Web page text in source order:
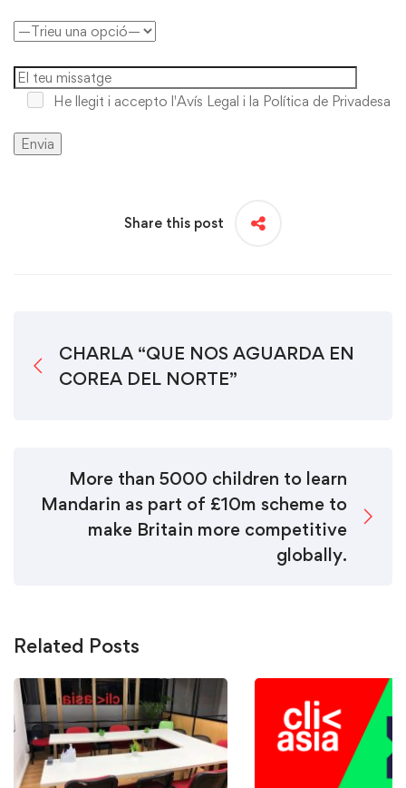
He llegit i accepto l'Avís Legal i la Política de Privadesa
Share this post
CHARLA “QUE NOS AGUARDA EN
COREA DEL NORTE”
More than 5000 children to learn
Mandarin as part of £10m scheme to
make Britain more competitive
globally.
Related Posts